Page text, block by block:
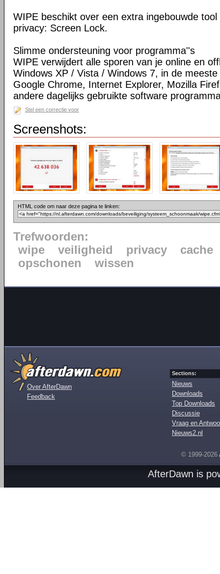
WIPE beschikt over een extra ingebouwde
privacy: Screen Lock.
Slimme ondersteuning voor programma''s
WIPE verwijdert alle sporen van je online en
Windows XP / Vista / Windows 7, in de
Google Chrome, Internet Explorer, Mozilla
andere dagelijks gebruikte software
Stel een correctie voor
Screenshots:
HTML code om naar deze pagina te linken:
Trefwoorden:
wipe
veiligheid privacy
cache
opschonen
wissen
Over AfterDawn
Feedback
Sections:
Nieuws
Downloads
Top Downloads
Discussie
Vraag en
Nieuws2.nl
© 1999-2026
AfterDawn is